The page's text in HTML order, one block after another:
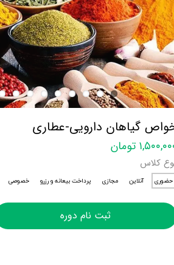
گیاهان دارویی-عطاری
تومان
کلاس
حضوری آنلاین مجازی پرداخت بیعانه و رزرو خصوصی
ثبت نام دوره